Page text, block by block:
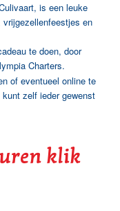
is een leuke
en
te doen, door
Charters.
of eventueel online te
kunt zelf ieder gewenst
klik